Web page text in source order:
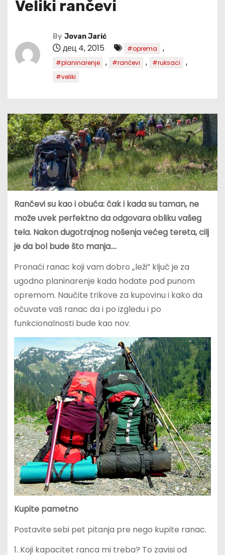
Veliki rančevi
By Jovan Jarić
дец 4, 2015 #oprema ,
#planinarenje , #rančevi , #ruksaci ,
#veliki
Rančevi su kao i obuća: čak i kada su taman, ne
može uvek perfektno da odgovara obliku vašeg
tela. Nakon dugotrajnog nošenja većeg tereta, cilj
je da bol bude što manja….
Pronaći ranac koji vam dobro „leži” ključ je za
ugodno planinarenje kada hodate pod punom
opremom. Naučite trikove za kupovinu i kako da
očuvate vaš ranac da i po izgledu i po
funkcionalnosti bude kao nov.
Kupite pametno
Postavite sebi pet pitanja pre nego kupite ranac.
1. Koji kapacitet ranca mi treba? To zavisi od